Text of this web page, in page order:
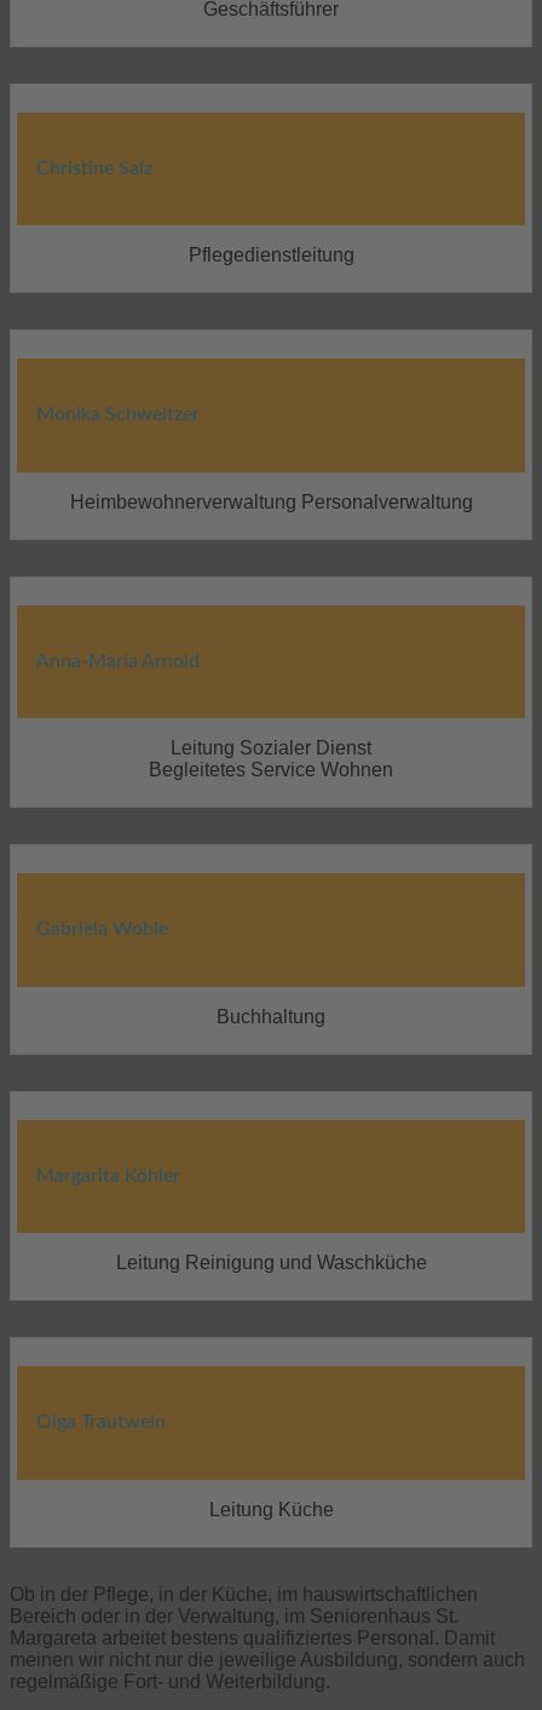
Geschäftsführer
Christine Salz
Pflegedienstleitung
Monika Schweitzer
Heimbewohnerverwaltung Personalverwaltung
Anna-Maria Arnold
Leitung Sozialer Dienst
Begleitetes Service Wohnen
Gabriela Woble
Buchhaltung
Margarita Köhler
Leitung Reinigung und Waschküche
Olga Trautwein
Leitung Küche
Ob in der Pflege, in der Küche, im hauswirtschaftlichen
Bereich oder in der Verwaltung, im Seniorenhaus St.
Margareta arbeitet bestens qualifiziertes Personal. Damit
meinen wir nicht nur die jeweilige Ausbildung, sondern auch
regelmäßige Fort- und Weiterbildung.